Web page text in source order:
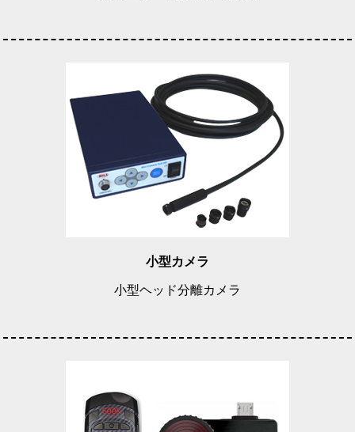
小型カメラ
小型ヘッド分離カメラ